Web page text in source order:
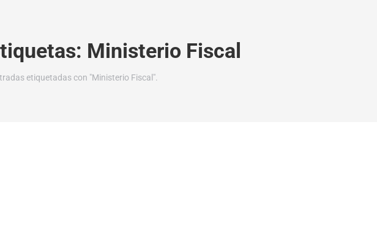
Ministerio Fiscal
etiquetadas con "Ministerio Fiscal".